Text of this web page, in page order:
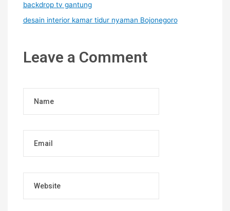
backdrop tv gantung
desain interior kamar tidur nyaman Bojonegoro
Leave a Comment